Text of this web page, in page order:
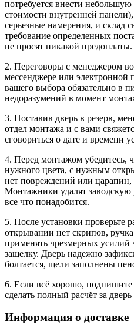
потребуется внести
стоимости внутренней
серьезные намерения, и склад
требование определенных
не просят никакой предоплаты.
2. Переговоры с менеджером
мессенджере или электронной
вашего выбора обязательно в
недоразумений в момент
3. Поставив дверь в резерв,
отдел монтажа и с вами
сговориться о дате и времени
4. Перед монтажом убедитесь,
нужного цвета, с нужным
нет повреждений или царапин,
Монтажники удалят
все что понадобится.
5. После установки проверьте
открывании нет скрипов,
применять чрезмерных усилий
защелку. Дверь надежно
болтается, щели заполнены
6. Если всё хорошо,
сделать полный расчёт за
Информация о доставке